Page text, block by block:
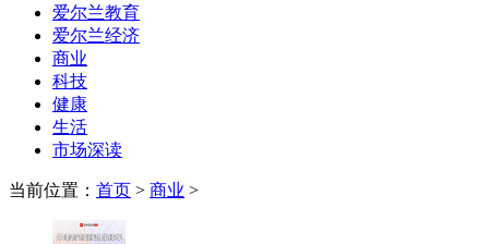
爱尔兰教育
爱尔兰经济
商业
科技
健康
生活
市场深读
当前位置： 首页 > 商业 >